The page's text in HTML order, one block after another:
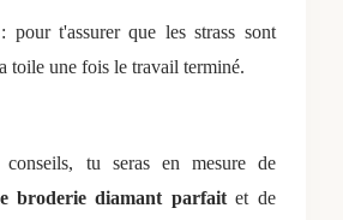
pour t'assurer que les strass sont
toile une fois le travail terminé.
tu seras en mesure de
broderie diamant parfaitet de